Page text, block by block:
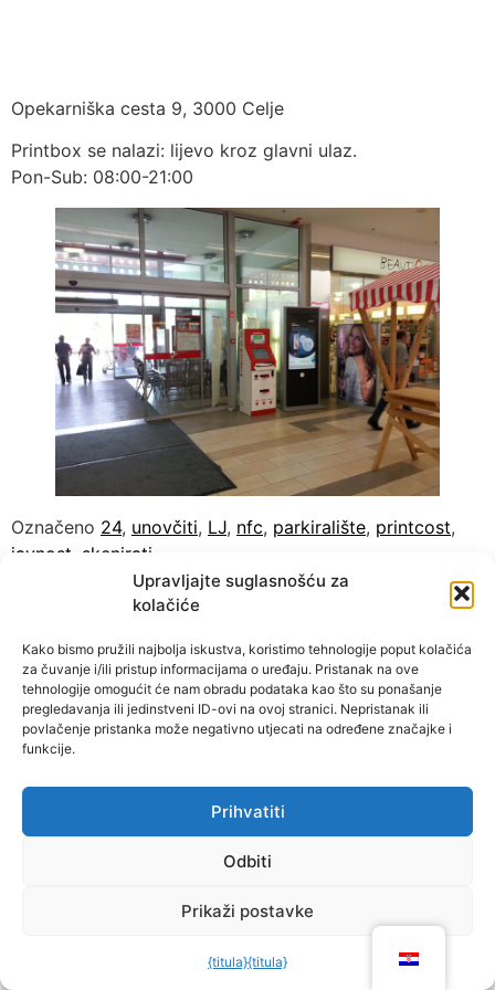
Upravljajte suglasnošću za
kolačiće
Kako bismo pružili najbolja iskustva, koristimo tehnologije poput kolačića
za čuvanje i/ili pristup informacijama o uređaju. Pristanak na ove
tehnologije omogućit će nam obradu podataka kao što su ponašanje
pregledavanja ili jedinstveni ID-ovi na ovoj stranici. Nepristanak ili
povlačenje pristanka može negativno utjecati na određene značajke i
funkcije.
Prihvatiti
Odbiti
Prikaži postavke
{titula}{titula}
Opekarniška cesta 9, 3000 Celje
Printbox se nalazi: lijevo kroz glavni ulaz.
Pon-Sub: 08:00-21:00
Označeno 24, unovčiti, LJ, nfc, parkiralište, printcost,
javnost skenirati